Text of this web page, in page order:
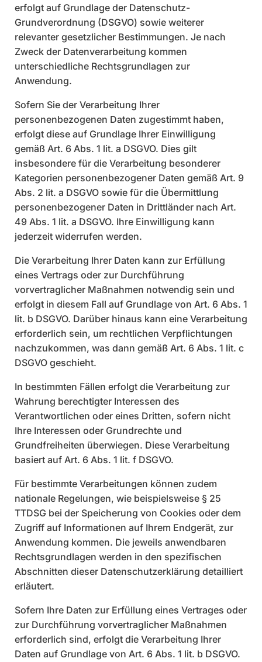
erfolgt auf Grundlage der Datenschutz-
Grundverordnung (DSGVO) sowie weiterer
relevanter gesetzlicher Bestimmungen. Je nach
Zweck der Datenverarbeitung kommen
unterschiedliche Rechtsgrundlagen zur
Anwendung.
Sofern Sie der Verarbeitung Ihrer
personenbezogenen Daten zugestimmt haben,
erfolgt diese auf Grundlage Ihrer Einwilligung
gemäß Art. 6 Abs. 1 lit. a DSGVO. Dies gilt
insbesondere für die Verarbeitung besonderer
Kategorien personenbezogener Daten gemäß Art. 9
Abs. 2 lit. a DSGVO sowie für die Übermittlung
personenbezogener Daten in Drittländer nach Art.
49 Abs. 1 lit. a DSGVO. Ihre Einwilligung kann
jederzeit widerrufen werden.
Die Verarbeitung Ihrer Daten kann zur Erfüllung
eines Vertrags oder zur Durchführung
vorvertraglicher Maßnahmen notwendig sein und
erfolgt in diesem Fall auf Grundlage von Art. 6 Abs. 1
lit. b DSGVO. Darüber hinaus kann eine Verarbeitung
erforderlich sein, um rechtlichen Verpflichtungen
nachzukommen, was dann gemäß Art. 6 Abs. 1 lit. c
DSGVO geschieht.
In bestimmten Fällen erfolgt die Verarbeitung zur
Wahrung berechtigter Interessen des
Verantwortlichen oder eines Dritten, sofern nicht
Ihre Interessen oder Grundrechte und
Grundfreiheiten überwiegen. Diese Verarbeitung
basiert auf Art. 6 Abs. 1 lit. f DSGVO.
Für bestimmte Verarbeitungen können zudem
nationale Regelungen, wie beispielsweise § 25
TTDSG bei der Speicherung von Cookies oder dem
Zugriff auf Informationen auf Ihrem Endgerät, zur
Anwendung kommen. Die jeweils anwendbaren
Rechtsgrundlagen werden in den spezifischen
Abschnitten dieser Datenschutzerklärung detailliert
erläutert.
Sofern Ihre Daten zur Erfüllung eines Vertrages oder
zur Durchführung vorvertraglicher Maßnahmen
erforderlich sind, erfolgt die Verarbeitung Ihrer
Daten auf Grundlage von Art. 6 Abs. 1 lit. b DSGVO.